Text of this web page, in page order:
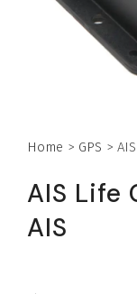
Home > GPS >
AIS Life
AIS